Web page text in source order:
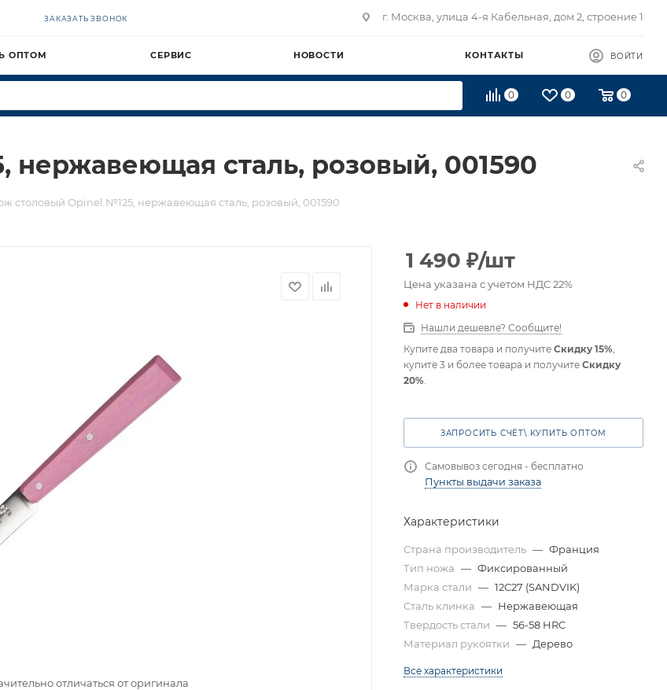
ЗАКАЗАТЬ ЗВОНОК г. Москва, улица 4-я Кабельная, дом 2, строение 1
ОПТОМ СЕРВИС НОВОСТИ КОНТАКТЫ ВОЙТИ
0 0 0
сталь, розовый, 001590
столовый Opinel №125, нержавеющая сталь, розовый, 001590
отличаться от оригинала
1 490 ₽/шт
Цена указана с учетом НДС 22%
Нет в наличии
Нашли дешевле? Сообщите!
Купите два товара и получите Скидку 15%
купите 3 и более товара и получите Скидку
20%
ЗАПРОСИТЬ СЧЁТ\ КУПИТЬ ОПТОМ
Самовывоз сегодня - бесплатно
Пункты выдачи заказа
Характеристики
Страна производитель — Франция
Тип ножа — Фиксированный
Марка стали — 12C27 (SANDVIK)
Сталь клинка — Нержавеющая
Твердость стали — 56-58 HRC
Материал рукоятки — Дерево
Все характеристики